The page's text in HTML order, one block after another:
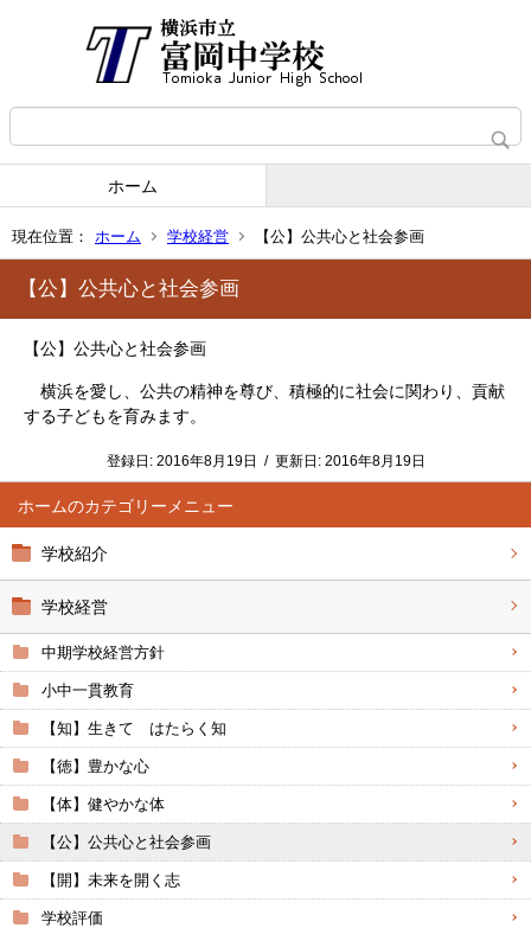
ホーム
現在位置： ホーム 学校経営 【公】公共心と社会参画
ホーム
学校紹介
学校経営
中期学校経営方針
小中一貫教育
【知】生きて はたらく知
【徳】豊かな心
【体】健やかな体
【公】公共心と社会参画
【開】未来を開く志
学校評価
【公】公共心と社会参画
【公】公共心と社会参画
横浜を愛し、公共の精神を尊び、積極的に社会に関わり、貢献
する子どもを育みます。
登録日: 2016年8月19日 / 更新日: 2016年8月19日